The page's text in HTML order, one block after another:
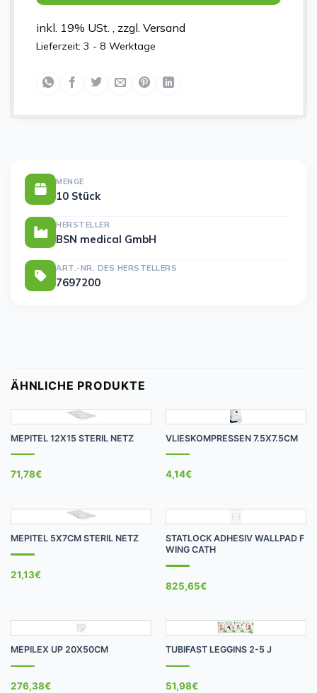
inkl. 19% USt. , zzgl. Versand
Lieferzeit: 3 - 8 Werktage
MENGE
10 Stück
HERSTELLER
BSN medical GmbH
ART.-NR. DES HERSTELLERS
7697200
ÄHNLICHE PRODUKTE
MEPITEL 12X15 STERIL NETZ
71,78€
VLIESKOMPRESSEN 7.5X7.5CM
4,14€
MEPITEL 5X7CM STERIL NETZ
21,13€
STATLOCK ADHESIV WALLPAD F
WING CATH
825,65€
MEPILEX UP 20X50CM
276,38€
TUBIFAST LEGGINS 2-5 J
51,98€